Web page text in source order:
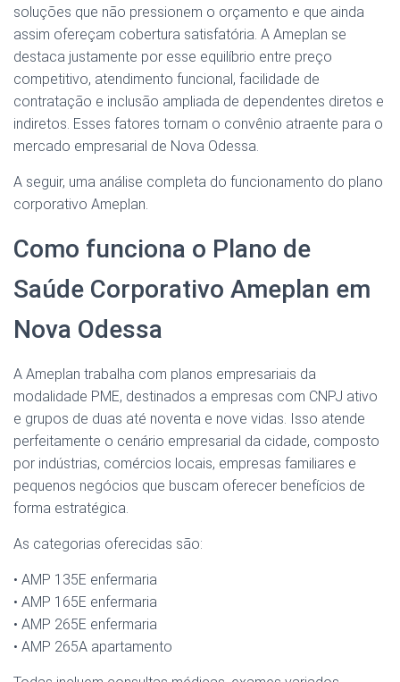
soluções que não pressionem o orçamento e que ainda
assim ofereçam cobertura satisfatória. A Ameplan se
destaca justamente por esse equilíbrio entre preço
competitivo, atendimento funcional, facilidade de
contratação e inclusão ampliada de dependentes diretos e
indiretos. Esses fatores tornam o convênio atraente para o
mercado empresarial de Nova Odessa.
A seguir, uma análise completa do funcionamento do plano
corporativo Ameplan.
Como funciona o Plano de
Saúde Corporativo Ameplan em
Nova Odessa
A Ameplan trabalha com planos empresariais da
modalidade PME, destinados a empresas com CNPJ ativo
e grupos de duas até noventa e nove vidas. Isso atende
perfeitamente o cenário empresarial da cidade, composto
por indústrias, comércios locais, empresas familiares e
pequenos negócios que buscam oferecer benefícios de
forma estratégica.
As categorias oferecidas são:
• AMP 135E enfermaria
• AMP 165E enfermaria
• AMP 265E enfermaria
• AMP 265A apartamento